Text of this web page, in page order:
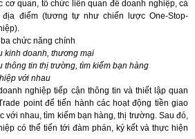
cơ quan, tổ chức liên quan để doanh nghiệp, cá
điểm (tương tự như chiến lược One-Stop-
chức năng chính
doanh, thương mại
tin thị trường, tìm kiếm bạn hàng
với nhau
nghiệp tiếp cận thông tin và thiết lập quan
point để tiến hành các hoạt động tiền giao
với nhau, tìm kiếm bạn hàng, thị trường. Sau đó,
có thể tiến tới đàm phán, ký kết và thực hiện